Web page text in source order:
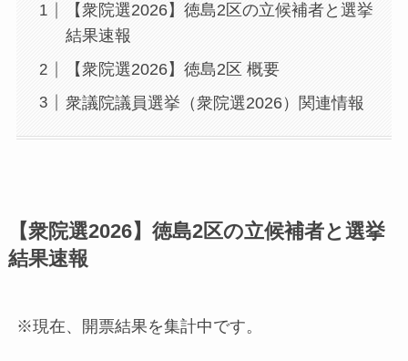
【衆院選2026】徳島2区の立候補者と選挙
結果速報
【衆院選2026】徳島2区 概要
衆議院議員選挙（衆院選2026）関連情報
【衆院選2026】徳島2区の立候補者と選挙
結果速報
※現在、開票結果を集計中です。